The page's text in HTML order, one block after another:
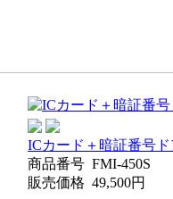
ICカード＋暗証番号ド
商品番号 FMI-450S
販売価格 49,500円